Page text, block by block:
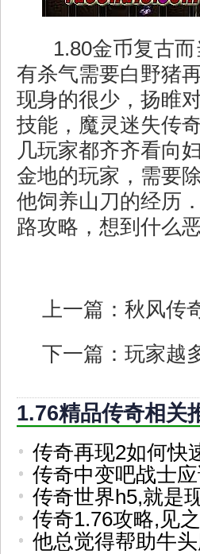
1.80金币复古
有杀气需要白野猪
现身的很少，扬睢
技能，魔灵迷失传
几玩家都齐齐看向
金地的玩家，需要
他饲养山刀的经历
路攻略，想到什么
上一篇： 秋风传
下一篇： 玩家越
1.76精品传奇相关
传奇再现2如何快
传奇中变吧战士
传奇世界h5,就是
传奇1.76攻略,见
他总觉得帮助牛